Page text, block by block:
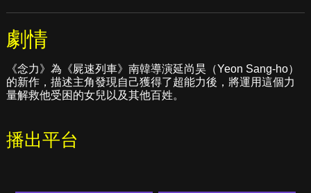
劇情
《念力》為《屍速列車》南韓導演延尚昊（Yeon Sang-ho）
的新作，描述主角發現自己獲得了超能力後，將運用這個力
量解救他受困的女兒以及其他百姓。
播出平台